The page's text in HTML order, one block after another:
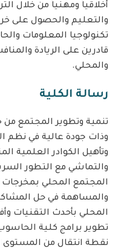
أخلاقياً ومهنياً من خلال
والتعليم والحصول على
تكنولوجيا المعلومات
قادرين على الريادة
والمحلي.
رسالة الكلية
تنمية وتطوير المجتمع من
وذات جودة عالية في نظم
وتأهيل الكوادر العلمية
والتماشي مع التطور
المجتمع المحلي
والمساهمة في حل المشاكل
المحلي بأحدث التقنيات
تطوير برامج كلية
نقطة انتقال من المستوى